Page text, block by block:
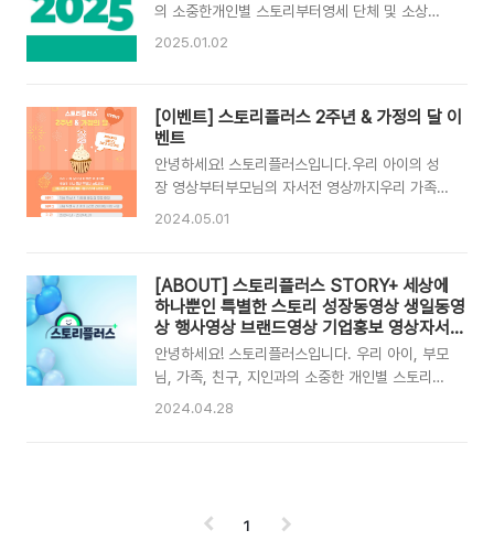
스플이가 쏜~다! 할인 특가 이벤트전 상품 최-
각종 선물 및 감동 이벤트를 위한행사영상의 모든
것!#스토리플러스 가 모두 준비했습니다!🎁 세상
에 하나뿐인 특별한 스토리로..
의 소중한개인별 스토리부터영세 단체 및 소상공
인을 위한브랜드 스토리까지세상에 하나뿐인 특별
3주년 영상🌅2025년 새해에는 몸도 마음도 건강
하시고, 행복한 소식만 가득하시길 바랍니다. 새
해 복 많이 받으세요!🫶 스토리플러스와 희망찬 새
해 함께하세요. 2025년 1월 1일프로젝트플러
스 3주년 축하합니다!🎉#프로젝트플러스 제작 문
토리플러스의 다양한영상 꼭 확인해 보세요! ▼ 스
토리 플러스 : 네이버 스마트스토어여..
2025.01.02
[이벤트] 스토리플러스 2주년 & 가정의 달 이
벤트
안녕하세요! 스토리플러스입니다.우리 아이의 성
장 영상부터부모님의 자서전 영상까지우리 가족
모두의 따뜻한 이야기를세상에 하나뿐인 특별한
2024.5.12 스토리플러스 2주년 함께 축하해 주
세요!우리 가족 모두의 따뜻한 이야기를세상에 하
나뿐인 특별한 스토리로여러분의 스토리를 +플러
스해 드립니다! 📌참여 방법 : 스토리플러스 상품
구매하고, 리뷰 작성하기🎁 혜택 1. 리뷰 작성 시
2. 리뷰 작성 시 네이버 포인트 2,000원 이상 지
2024.05.01
[ABOUT] 스토리플러스 STORY+ 세상에
하나뿐인 특별한 스토리 성장동영상 생일동영
상 행사영상 브랜드영상 기업홍보 영상자서전
영상제작
안녕하세요! 스토리플러스입니다. 우리 아이, 부모
님, 가족, 친구, 지인과의 소중한 개인별 스토리부
터 영세 단체 및 소상공인을 위한 합리적인 브랜
력 프로젝트로 세상에서 가장 사랑하는 내 가족과
2024.04.28
1